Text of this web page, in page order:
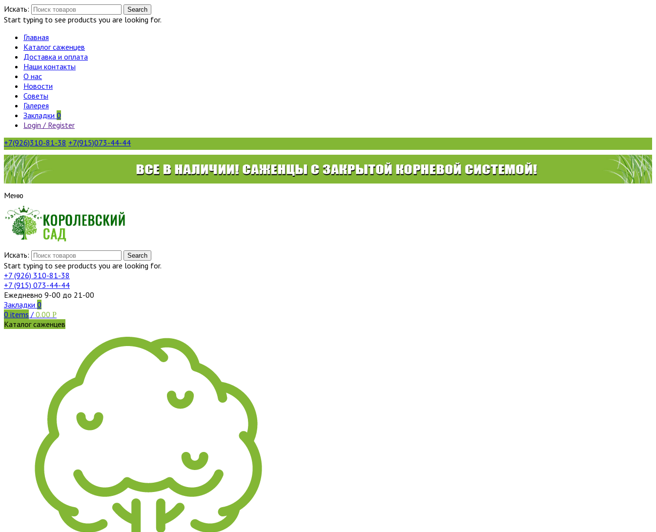
Искать: Search
Start typing to see products you are looking for.
Главная
Каталог саженцев
Доставка и оплата
Наши контакты
О нас
Новости
Советы
Галерея
Закладки 0
Login / Register
+7(926)310-81-38 +7(915)073-44-44
Меню
Искать: Search
Start typing to see products you are looking for.
+7 (926) 310-81-38
+7 (915) 073-44-44
Ежедневно 9-00 до 21-00
Закладки 0
0 items / 0.00 Р
Каталог саженцев